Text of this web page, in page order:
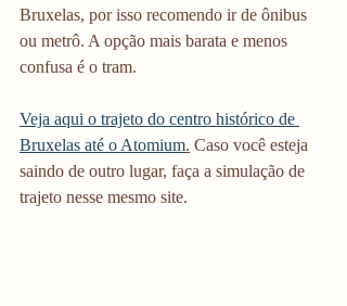
Bruxelas, por isso recomendo ir de ônibus
ou metrô. A opção mais barata e menos
confusa é o tram.
Veja aqui o trajeto do centro histórico de
Bruxelas até o Atomium. Caso você esteja
saindo de outro lugar, faça a simulação de
trajeto nesse mesmo site.